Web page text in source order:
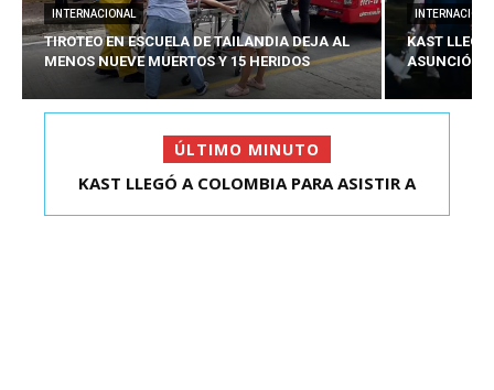
INTERNACIONAL
TIROTEO EN ESCUELA DE TAILANDIA DEJA AL
MENOS NUEVE MUERTOS Y 15 HERIDOS
KAST
ASUNCIÓN
ÚLTIMO MINUTO
HARBOE: “LO QUE SE REQUIERE AHORA ES HACER
KAST LLEGÓ A COLOMBIA PARA ASISTIR A